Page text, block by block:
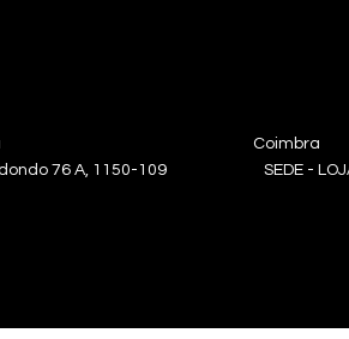
Lisboa Coimbra
76 A, 1150-109 SEDE - LOJA 1